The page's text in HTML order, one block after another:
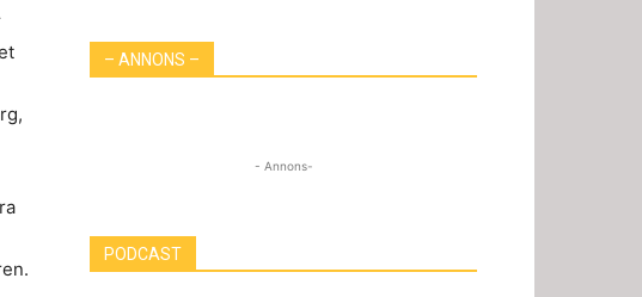
– ANNONS –
- Annons-
PODCAST